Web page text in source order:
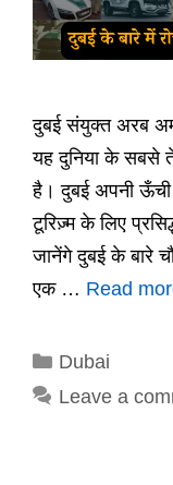
दुबई संयुक्त अरब
यह दुनिया के सबसे
है। दुबई अपनी ऊँची
टूरिज़्म के लिए
जानेंगे दुबई के बारे
एक … Read
Categories
Dubai
Leave a